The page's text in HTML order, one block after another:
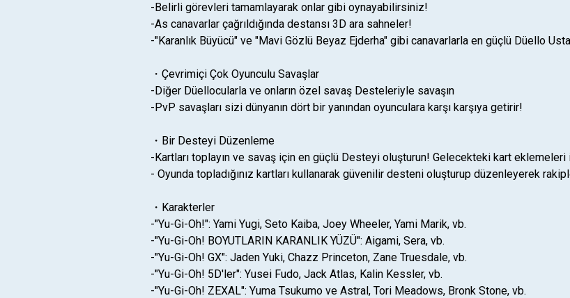
-Belirli görevleri tamamlayarak onlar gibi oynayabilirsiniz!
-As canavarlar çağrıldığında destansı 3D ara sahneler!
-"Karanlık Büyücü" ve "Mavi Gözlü Beyaz Ejderha" gibi canavarlarla en güçlü Düello
・Çevrimiçi Çok Oyunculu Savaşlar
-Diğer Düellocularla ve onların özel savaş Desteleriyle savaşın
-PvP savaşları sizi dünyanın dört bir yanından oyunculara karşı karşıya getirir!
・Bir Desteyi Düzenleme
-Kartları toplayın ve savaş için en güçlü Desteyi oluşturun! Gelecekteki kart
- Oyunda topladığınız kartları kullanarak güvenilir desteni oluşturup düzenleyerek
・Karakterler
-"Yu-Gi-Oh!": Yami Yugi, Seto Kaiba, Joey Wheeler, Yami Marik, vb.
-"Yu-Gi-Oh! BOYUTLARIN KARANLIK YÜZÜ": Aigami, Sera, vb.
-"Yu-Gi-Oh! GX": Jaden Yuki, Chazz Princeton, Zane Truesdale, vb.
-"Yu-Gi-Oh! 5D'ler": Yusei Fudo, Jack Atlas, Kalin Kessler, vb.
-"Yu-Gi-Oh! ZEXAL": Yuma Tsukumo ve Astral, Tori Meadows, Bronk Stone, vb.